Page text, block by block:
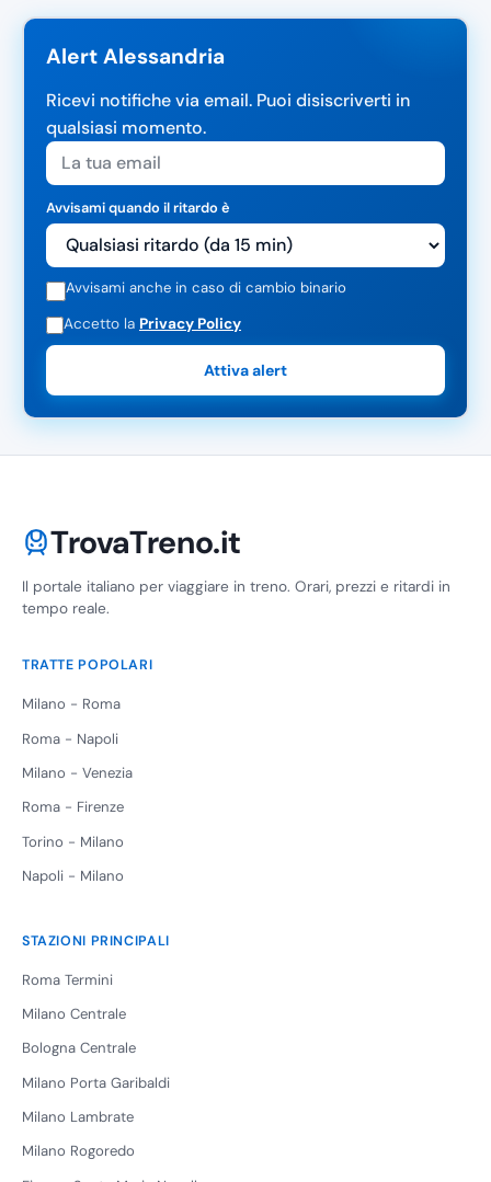
Alert Alessandria
Ricevi notifiche via email. Puoi disiscriverti in
qualsiasi momento.
Avvisami quando il ritardo è
Avvisami anche in caso di cambio binario
Accetto la Privacy Policy
Attiva alert
TrovaTreno.it
Il portale italiano per viaggiare in treno. Orari, prezzi e ritardi in
tempo reale.
TRATTE POPOLARI
Milano - Roma
Roma - Napoli
Milano - Venezia
Roma - Firenze
Torino - Milano
Napoli - Milano
STAZIONI PRINCIPALI
Roma Termini
Milano Centrale
Bologna Centrale
Milano Porta Garibaldi
Milano Lambrate
Milano Rogoredo